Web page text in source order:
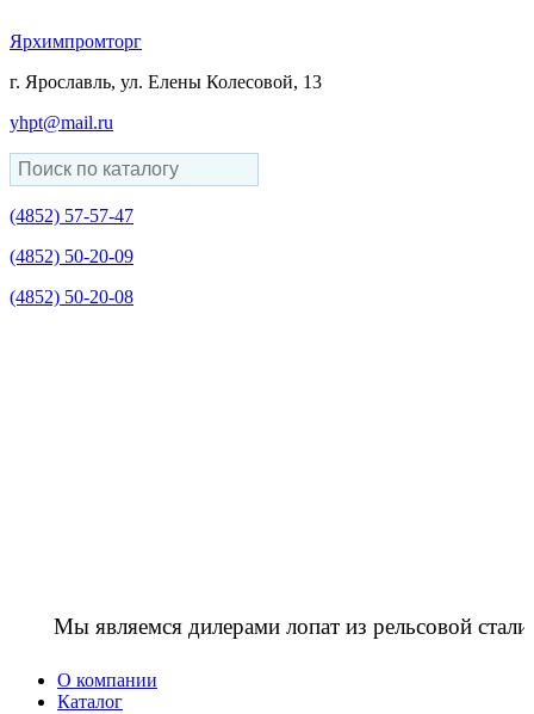
Ярхимпромторг
г. Ярославль, ул. Елены Колесовой, 13
yhpt@mail.ru
(4852) 57-57-47
(4852) 50-20-09
(4852) 50-20-08
Мы являемся дилерами лопат из рельсовой
О компании
Каталог